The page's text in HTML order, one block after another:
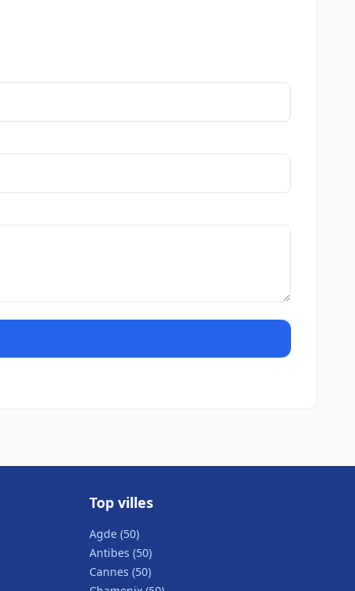
Top villes
Agde (50)
Antibes (50)
Cannes (50)